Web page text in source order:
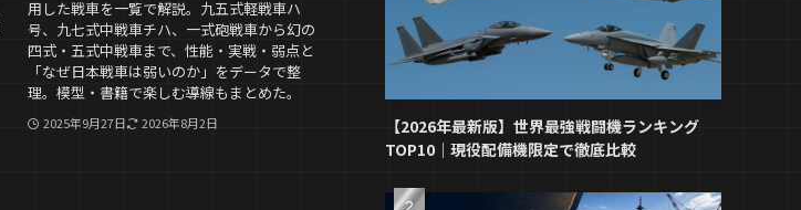
用した戦車を一覧で解説。九五式軽戦車ハ
号、九七式中戦車チハ、一式砲戦車から幻の
四式・五式中戦車まで、性能・実戦・弱点と
「なぜ日本戦車は弱いのか」をデータで整
理。模型・書籍で楽しむ導線もまとめた。
2025年9月27日 2026年8月2日
【2026年最新版】世界最強戦闘機ランキング
TOP10｜現役配備機限定で徹底比較